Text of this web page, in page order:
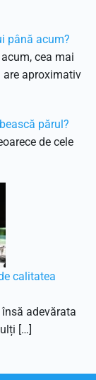
până acum?
cea mai
are aproximativ
părul?
de cele
calitatea
adevărata
[…]